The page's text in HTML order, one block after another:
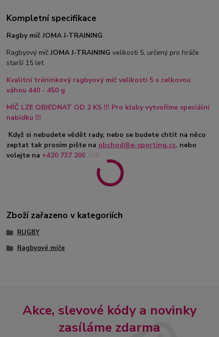
Kompletní specifikace
Ragby míč JOMA J-TRAINING
Ragbyový míčJOMA J-TRAINING velikosti 5, určený pro hráče
starší 15 let.
Kvalitní tréninkový ragbyový míč velikosti 5 s celkovou
váhou 440 - 450 g
MÍČ LZE OBJEDNAT OD 2 KS !!! Pro kluby vytvoříme speciální
nabídku !!!
Když si nebudete vědět rady, nebo se budete chtít na něco
zeptat tak prosím pište na obchod@e-sporting.cz, nebo
volejte na +420 737 200 336
Zboží zařazeno v kategoriích
RUGBY
Ragbyové míče
Akce, slevové kódy a novinky
zasíláme zdarma